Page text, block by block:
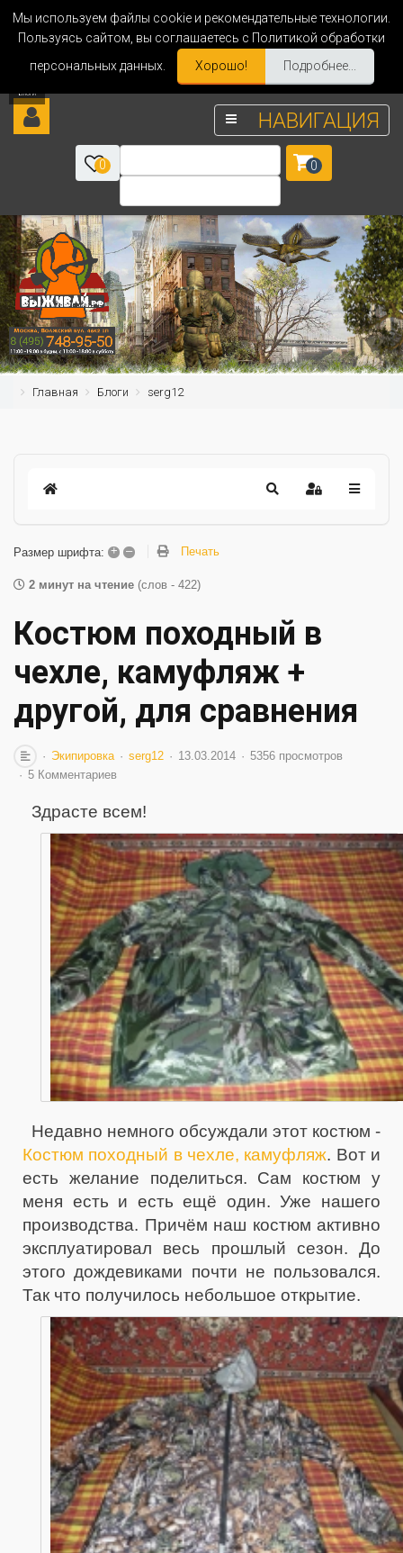
Мы используем файлы cookie и рекомендательные технологии.
Пользуясь сайтом, вы соглашаетесь с Политикой обработки
персональных данных.
Хорошо! Подробнее...
НАВИГАЦИЯ
0 0
Главная Блоги serg12
Размер шрифта: + – Печать
2 минут на чтение (слов - 422)
Костюм походный в
чехле, камуфляж +
другой, для сравнения
Экипировка serg12 13.03.2014
5356 просмотров
5 Комментариев
Здрасте всем!
Недавно немного обсуждали этот костюм -
Костюм походный в чехле, камуфляж. Вот и
есть желание поделиться. Сам костюм у
меня есть и есть ещё один. Уже нашего
производства. Причём наш костюм активно
эксплуатировал весь прошлый сезон. До
этого дождевиками почти не пользовался.
Так что получилось небольшое открытие.